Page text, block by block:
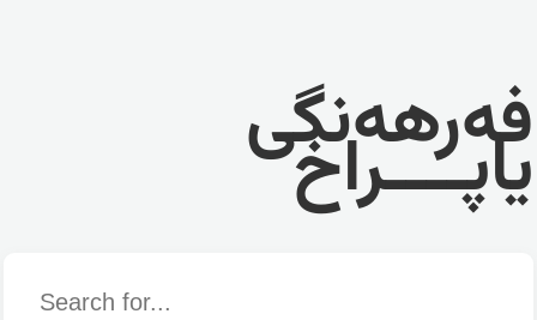
فەرهەنگی
یاپــــراخ
Word